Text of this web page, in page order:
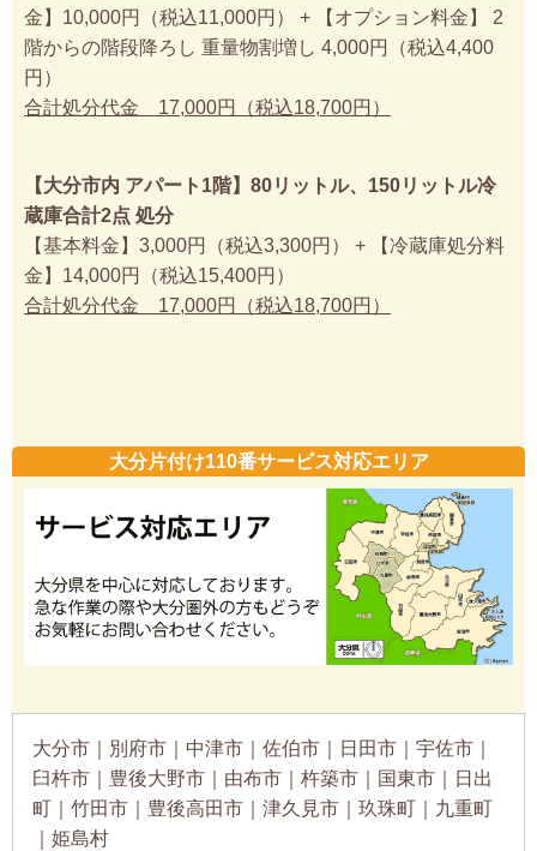
金】10,000円（税込11,000円） + 【オプション料金】 2
階からの階段降ろし 重量物割増し 4,000円（税込4,400
円）
合計処分代金 17,000円（税込18,700円）
【大分市内 アパート1階】80リットル、150リットル冷
蔵庫合計2点 処分
【基本料金】3,000円（税込3,300円） + 【冷蔵庫処分料
金】14,000円（税込15,400円）
合計処分代金 17,000円（税込18,700円）
大分片付け110番サービス対応エリア
大分市｜別府市｜中津市｜佐伯市｜日田市｜宇佐市｜
臼杵市｜豊後大野市｜由布市｜杵築市｜国東市｜日出
町｜竹田市｜豊後高田市｜津久見市｜玖珠町｜九重町
｜姫島村